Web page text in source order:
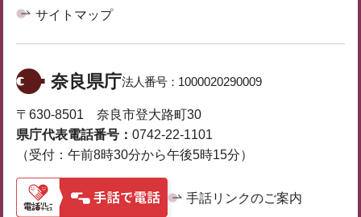
サイトマップ
奈良県庁法人番号： 1000020290009
〒630-8501 奈良市登大路町30
県庁代表電話番号： 0742-22-1101
（受付：午前8時30分から午後5時15分）
手話リンクのご案内